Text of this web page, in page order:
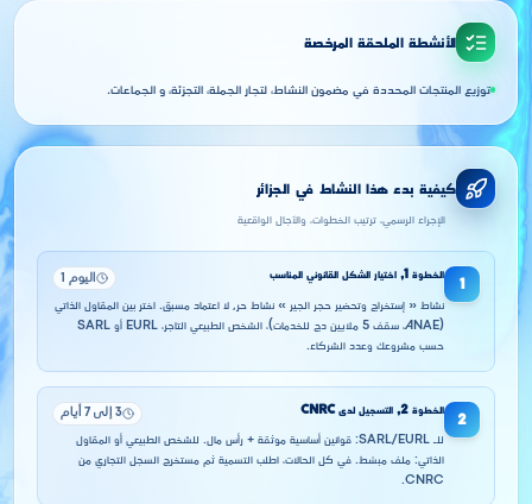
الأنشطة الملحقة المرخصة
توزيع المنتجات المحددة في مضمون النشاط، لتجار الجملة، التجزئة، و الجماعات.
كيفية بدء هذا النشاط في الجزائر
الإجراء الرسمي، ترتيب الخطوات، والآجال الواقعية
1
الخطوة 1
, اختيار الشكل القانوني المناسب اليوم 1
نشاط « إستخراج وتحضير حجر الجير » نشاط حر, لا اعتماد مسبق. اختر بين المقاول الذاتي
(ANAE، سقف 5 ملايين دج للخدمات)، الشخص الطبيعي التاجر، EURL أو SARL
حسب مشروعك وعدد الشركاء.
2
الخطوة 2
, التسجيل لدى CNRC 3 إلى 7 أيام
للـ SARL/EURL: قوانين أساسية موثقة + رأس مال. للشخص الطبيعي أو المقاول
الذاتي: ملف مبسّط. في كل الحالات، اطلب التسمية ثم مستخرج السجل التجاري من
CNRC.